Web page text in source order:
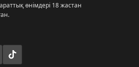
өнімдері 18 жастан